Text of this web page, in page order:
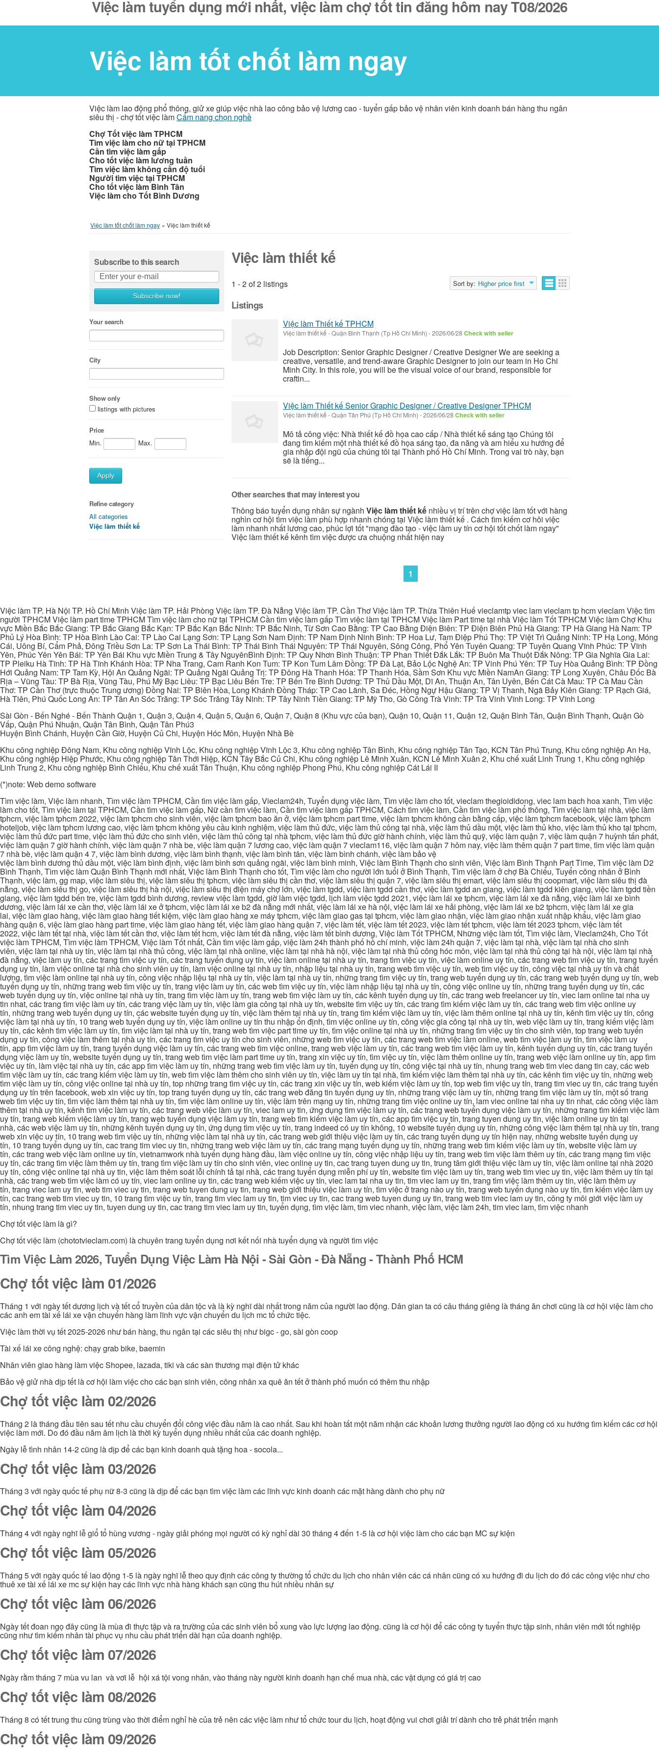
Việc làm tuyển dụng mới nhất, việc làm chợ tốt tin đăng hôm nay T08/2026
Việc làm tốt chốt làm ngay
Việc làm lao động phổ thông, giử xe giúp việc nhà lao công bảo vệ lương cao - tuyển gấp bảo vệ nhân viên kinh doanh bán hàng thu ngân
siêu thị - chợ tốt việc làmCẩm nang chọn nghề
Chợ Tốt việc làm TPHCM
Tìm việc làm cho nữ tại TPHCM
Cần tìm việc làm gấp
Cho tốt việc làm lương tuần
Tìm việc làm không cần độ tuổi
Người tìm việc tại TPHCM
Cho tốt việc làm Bình Tân
Việc làm cho Tốt Bình Dương
Việc làm tốt chốt làm ngay » Việc làm thiết kế
Subscribe to this search
Subscribe now!
Your search
City
Show only
listings with pictures
Price
Min.
Max.
Apply
Refine category
All categories
Việc làm thiết kế
Việc làm thiết kế
1 - 2 of 2 listings Sort by: Higher price first
Listings
Việc làm Thiết kế TPHCM
Việc làm thiết kế-Quận Bình Thạnh (Tp Hồ Chí Minh) -2026/06/28Check with seller
Job Description: Senior Graphic Designer / Creative Designer We are seeking a
creative, versatile, and trend-aware Graphic Designer to join our team in Ho Chi
Minh City. In this role, you will be the visual voice of our brand, responsible for
craftin...
Việc làm Thiết kế Senior Graphic Designer / Creative Designer TPHCM
Việc làm thiết kế-Quận Tân Phú (Tp Hồ Chí Minh) -2026/06/28Check with seller
Mô tả công việc: Nhà thiết kế đồ họa cao cấp / Nhà thiết kế sáng tạo Chúng tôi
đang tìm kiếm một nhà thiết kế đồ họa sáng tạo, đa năng và am hiểu xu hướng để
gia nhập đội ngũ của chúng tôi tại Thành phố Hồ Chí Minh. Trong vai trò này, bạn
sẽ là tiếng...
Other searches that may interest you
Thông báo tuyển dụng nhân sự ngành Việc làm thiết kế nhiều vị trí trên chợ việc làm tốt với hàng
nghìn cơ hội tìm việc làm phù hợp nhanh chóng tại Việc làm thiết kế . Cách tìm kiếm cơ hôi việc
làm nhanh nhất lương cao, phúc lợi tốt "mạng đào tạo - việc làm uy tín cơ hội tốt chốt làm ngay"
Việc làm thiết kế kênh tìm việc được ưa chuộng nhất hiện nay
1
Việc làm TP. Hà Nội TP. Hồ Chí Minh Việc làm TP. Hải Phòng Việc làm TP. Đà Nẵng Việc làm TP. Cần Thơ Việc làm TP. Thừa Thiên Huế vieclamtp viec lam vieclam tp hcm vieclam Việc tìm
người TPHCM Việc làm part time TPHCM Tìm việc làm cho nữ tại TPHCM Cần tìm việc làm gấp Tìm việc làm tại TPHCM Việc làm Part time tại nhà Việc làm Tốt TPHCM Việc làm Chợ Khu
vực Miền Bắc Bắc Giang: TP Bắc Giang Bắc Kạn: TP Bắc Kạn Bắc Ninh: TP Bắc Ninh, Từ Sơn Cao Bằng: TP Cao Bằng Điện Biên: TP Điện Biên Phủ Hà Giang: TP Hà Giang Hà Nam: TP
Phủ Lý Hòa Bình: TP Hòa Bình Lào Cai: TP Lào Cai Lạng Sơn: TP Lạng Sơn Nam Định: TP Nam Định Ninh Bình: TP Hoa Lư, Tam Điệp Phú Thọ: TP Việt Trì Quảng Ninh: TP Hạ Long, Móng
Cái, Uông Bí, Cẩm Phả, Đông Triều Sơn La: TP Sơn La Thái Bình: TP Thái Bình Thái Nguyên: TP Thái Nguyên, Sông Công, Phổ Yên Tuyên Quang: TP Tuyên Quang Vĩnh Phúc: TP Vĩnh
Yên, Phúc Yên Yên Bái: TP Yên Bái Khu vực Miền Trung & Tây NguyênBình Định: TP Quy Nhơn Bình Thuận: TP Phan Thiết Đắk Lắk: TP Buôn Ma Thuột Đắk Nông: TP Gia Nghĩa Gia Lai:
TP Pleiku Hà Tĩnh: TP Hà Tĩnh Khánh Hòa: TP Nha Trang, Cam Ranh Kon Tum: TP Kon Tum Lâm Đồng: TP Đà Lạt, Bảo Lộc Nghệ An: TP Vinh Phú Yên: TP Tuy Hòa Quảng Bình: TP Đồng
Hới Quảng Nam: TP Tam Kỳ, Hội An Quảng Ngãi: TP Quảng Ngãi Quảng Trị: TP Đông Hà Thanh Hóa: TP Thanh Hóa, Sầm Sơn Khu vực Miền NamAn Giang: TP Long Xuyên, Châu Đốc Bà
Rịa – Vũng Tàu: TP Bà Rịa, Vũng Tàu, Phú Mỹ Bạc Liêu: TP Bạc Liêu Bến Tre: TP Bến Tre Bình Dương: TP Thủ Dầu Một, Dĩ An, Thuận An, Tân Uyên, Bến Cát Cà Mau: TP Cà Mau Cần
Thơ: TP Cần Thơ (trực thuộc Trung ương) Đồng Nai: TP Biên Hòa, Long Khánh Đồng Tháp: TP Cao Lãnh, Sa Đéc, Hồng Ngự Hậu Giang: TP Vị Thanh, Ngã Bảy Kiên Giang: TP Rạch Giá,
Hà Tiên, Phú Quốc Long An: TP Tân An Sóc Trăng: TP Sóc Trăng Tây Ninh: TP Tây Ninh Tiền Giang: TP Mỹ Tho, Gò Công Trà Vinh: TP Trà Vinh Vĩnh Long: TP Vĩnh Long
Sài Gòn - Bến Nghé - Bến Thành Quận 1, Quận 3, Quận 4, Quận 5, Quận 6, Quận 7, Quận 8 (Khu vực của bạn), Quận 10, Quận 11, Quận 12, Quận Bình Tân, Quận Bình Thạnh, Quận Gò
Vấp, Quận Phú Nhuận, Quận Tân Bình, Quận Tân Phú3
Huyện Bình Chánh, Huyện Cần Giờ, Huyện Củ Chi, Huyện Hóc Môn, Huyện Nhà Bè
Khu công nghiệp Đông Nam, Khu công nghiệp Vĩnh Lộc, Khu công nghiệp Vĩnh Lộc 3, Khu công nghiệp Tân Bình, Khu công nghiệp Tân Tạo, KCN Tân Phú Trung, Khu công nghiệp An Hạ,
Khu công nghiệp Hiệp Phước, Khu công nghiệp Tân Thới Hiệp, KCN Tây Bắc Củ Chi, Khu công nghiệp Lê Minh Xuân, KCN Lê Minh Xuân 2, Khu chế xuất Linh Trung 1, Khu công nghiệp
Linh Trung 2, Khu công nghiệp Bình Chiểu, Khu chế xuất Tân Thuận, Khu công nghiệp Phong Phú, Khu công nghiệp Cát Lái II
(*)note: Web demo software
Tìm việc làm, Việc làm nhanh, Tìm việc làm TPHCM, Cần tìm việc làm gấp, Vieclam24h, Tuyển dụng việc làm, Tìm việc làm cho tốt, vieclam thegioididong, viec lam bach hoa xanh, Tìm việc
làm cho tốt, Tìm việc làm tại TPHCM, Cần tìm việc làm gấp, Nữ cần tìm việc làm, Cần tìm việc làm gấp TPHCM, Cách tìm việc làm, Cần tìm việc làm phổ thông, Tìm việc làm tại nhà, việc làm
tphcm, việc làm tphcm 2022, việc làm tphcm cho sinh viên, việc làm tphcm bao ăn ở, việc làm tphcm part time, việc làm tphcm không cần bằng cấp, việc làm tphcm facebook, việc làm tphcm
hoteljob, việc làm tphcm lương cao, việc làm tphcm không yêu cầu kinh nghiệm, việc làm thủ đức, việc làm thủ công tại nhà, việc làm thủ dầu một, việc làm thủ kho, việc làm thủ kho tại tphcm,
việc làm thủ đức part time, việc làm thủ đức cho sinh viên, việc làm thủ công tại nhà tphcm, việc làm thủ đức giờ hành chính, việc làm thủ quỹ, việc làm quận 7, việc làm quận 7 huỳnh tấn phát,
việc làm quận 7 giờ hành chính, việc làm quận 7 nhà be, việc làm quận 7 lương cao, việc làm quận 7 vieclam116, việc làm quận 7 hôm nay, việc làm thêm quận 7 part time, tìm việc làm quận
7 nhà bè, việc làm quận 4 7, việc làm bình dương, việc làm bình thạnh, việc làm bình tân, việc làm bình chánh, việc làm bảo vệ
việc làm bình dương thủ dầu một, việc làm bình định, việc làm bình sơn quảng ngãi, việc làm bình minh, Việc làm Bình Thạnh cho sinh viên, Việc làm Bình Thạnh Part Time, Tìm việc làm D2
Bình Thạnh, Tìm việc làm Quận Bình Thạnh mới nhất, Việc làm Bình Thạnh cho tốt, Tìm việc làm cho người lớn tuổi ở Bình Thạnh, Tìm việc làm ở chợ Bà Chiểu, Tuyển công nhân ở Bình
Thạnh, việc làm, gg map, việc làm siêu thị, việc làm siêu thị tphcm, việc làm siêu thị cần thơ, việc làm siêu thị quận 7, việc làm siêu thị emart, việc làm siêu thị coopmart, việc làm siêu thị đà
nẵng, việc làm siêu thị go, việc làm siêu thị hà nội, việc làm siêu thị điện máy chợ lớn, việc làm tgdd, việc làm tgdd cần thơ, việc làm tgdd an giang, việc làm tgdd kiên giang, việc làm tgdd tiền
giang, việc làm tgdd bến tre, việc làm tgdd bình dương, review việc làm tgdd, giờ làm việc tgdd, lịch làm việc tgdd 2021, việc làm lái xe tphcm, việc làm lái xe đà nẵng, việc làm lái xe bình
dương, việc làm lái xe cần thơ, việc làm lái xe ở tphcm, việc làm lái xe b2 đà nẵng mới nhất, việc làm lái xe hà nội, việc làm lái xe hải phòng, việc làm lái xe b2 tphcm, việc làm lái xe gia
lai, việc làm giao hàng, việc làm giao hàng tiết kiệm, việc làm giao hàng xe máy tphcm, việc làm giao gas tại tphcm, việc làm giao nhận, việc làm giao nhận xuất nhập khẩu, việc làm giao
hàng quận 6, việc làm giao hàng part time, việc làm giao hàng tết, việc làm giao hàng quận 7, việc làm tết, việc làm tết 2023, việc làm tết tphcm, việc làm tết 2023 tphcm, việc làm tết
2022, việc làm tết tại nhà, việc làm tết cần thơ, việc làm tết hcm, việc làm tết đà nẵng, việc làm tết bình dương, Việc làm Tốt TPHCM, Những việc làm tốt, Tìm việc làm, Vieclam24h, Cho Tốt
việc làm TPHCM, Tìm việc làm TPHCM, Việc làm Tốt nhất, Cần tìm việc làm gấp, việc làm 24h thành phố hồ chí minh, việc làm 24h quận 7, việc làm tại nhà, việc làm tại nhà cho sinh
viên, việc làm tại nhà uy tín, việc làm tại nhà thủ công, việc làm tại nhà online, việc làm tại nhà hà nội, việc làm tại nhà thủ công hóc môn, việc làm tại nhà thủ công tại hà nội, việc làm tại nhà
đà nẵng, việc làm uy tín, các trang tìm việc uy tín, các trang tuyển dụng uy tín, việc làm online tại nhà uy tín, trang tìm việc uy tín, việc làm online uy tín, các trang web tìm việc uy tín, trang tuyển
dụng uy tín, làm việc online tại nhà cho sinh viên uy tín, làm việc online tại nhà uy tín, nhập liệu tại nhà uy tín, trang web tìm việc uy tín, web tìm việc uy tín, công việc tại nhà uy tín và chất
lượng, tìm việc làm online tại nhà uy tín, công việc nhập liệu tại nhà uy tín, việc làm tại nhà uy tín, những trang tìm việc uy tín, trang web tuyển dụng uy tín, các trang web tuyển dụng uy tín, web
tuyển dụng uy tín, những trang web tìm việc uy tín, trang việc làm uy tín, các web tìm việc uy tín, việc làm nhập liệu tại nhà uy tín, công việc online uy tín, những trang tuyển dụng uy tín, các
web tuyển dụng uy tín, việc online tại nhà uy tín, trang tìm việc làm uy tín, trang web tìm việc làm uy tín, các kênh tuyển dụng uy tín, các trang web freelancer uy tín, viec lam online tai nha uy
tin nhat, các trang tìm việc làm uy tín, các trang việc làm uy tín, việc làm gia công tại nhà uy tín, website tìm việc uy tín, các trang tìm kiếm việc làm uy tín, các trang web tìm việc online uy
tín, những trang web tuyển dụng uy tín, các website tuyển dụng uy tín, việc làm thêm tại nhà uy tín, trang tìm kiếm việc làm uy tín, việc làm thêm online tại nhà uy tín, kênh tìm việc uy tín, công
việc làm tại nhà uy tín, 10 trang web tuyển dụng uy tín, việc làm online uy tín thu nhập ổn định, tìm việc online uy tín, công việc gia công tại nhà uy tín, web việc làm uy tín, trang kiếm việc làm
uy tín, các kênh tìm việc làm uy tín, tìm việc làm tại nhà uy tín, trang web tìm việc part time uy tín, tìm việc online tại nhà uy tín, những trang tìm việc uy tín cho sinh viên, top trang web tuyển
dụng uy tín, công việc làm thêm tại nhà uy tín, các trang tìm việc uy tín cho sinh viên, những web tìm việc uy tín, các trang web tìm việc làm online, web tìm việc làm uy tín, tìm việc làm uy
tín, app tìm việc làm uy tín, trang tuyển dụng việc làm uy tín, các trang web tìm việc online, trang web việc làm uy tín, các trang web tìm việc làm uy tín, kênh tuyển dụng uy tín, các trang tuyển
dụng việc làm uy tín, website tuyển dụng uy tín, trang web tìm việc làm part time uy tín, trang xin việc uy tín, tìm việc uy tín, việc làm thêm online uy tín, trang web việc làm online uy tín, app tìm
việc uy tín, làm việc tại nhà uy tín, các app tìm việc làm uy tín, những trang web tìm việc làm uy tín, tuyển dụng uy tín, công việc tại nhà uy tín, nhung trang web tim viec dang tin cay, các web
tìm việc làm uy tín, các trang kiếm việc làm uy tín, web tìm việc làm thêm cho sinh viên uy tín, việc làm uy tín tại nhà, tìm kiếm việc làm thêm tại nhà uy tín, các kênh tìm việc uy tín, những web
tìm việc làm uy tín, công việc online tại nhà uy tín, top những trang tìm việc uy tín, các trang xin việc uy tín, web kiếm việc làm uy tín, top web tìm việc uy tín, trang tim viec uy tin, các trang tuyển
dụng uy tín trên facebook, web xin việc uy tín, top trang tuyển dụng uy tín, các trang web đăng tin tuyển dụng uy tín, những trang việc làm uy tín, những trang tìm việc làm uy tín, một số trang
web tìm việc uy tín, tìm việc làm thêm tại nhà uy tín, tìm việc làm online uy tín, việc làm trên mạng uy tín, những trang tìm việc online uy tín, lam viec online tai nha uy tin nhat, các công việc làm
thêm tại nhà uy tín, kênh tìm việc làm uy tín, các trang web việc làm uy tín, viec lam uy tin, ứng dụng tìm việc làm uy tín, các trang web tuyển dụng việc làm uy tín, những trang tìm kiếm việc làm
uy tín, trang web kiếm việc làm uy tín, trang web tuyển dụng việc làm uy tín, trang web tìm kiếm việc làm uy tín, các app tìm việc uy tín, trang tuyen dung uy tin, việc làm online uy tín tại
nhà, các web việc làm uy tín, những kênh tuyển dụng uy tín, ứng dụng tìm việc uy tín, trang indeed có uy tín không, 10 website tuyển dụng uy tín, những công việc làm thêm tại nhà uy tín, trang
web xin việc uy tín, 10 trang web tìm việc uy tín, những việc làm tại nhà uy tín, các trang web giới thiệu việc làm uy tín, các trang tuyển dụng uy tín hiện nay, những website tuyển dụng uy
tín, 10 trang tuyển dụng uy tín, cac trang tim viec uy tin, những trang web việc làm uy tín, các trang mạng tuyển dụng uy tín, những trang web tìm kiếm việc làm uy tín, website việc làm uy
tín, các trang web việc làm online uy tín, vietnamwork nhà tuyển dụng hàng đầu, làm việc online uy tín, công việc nhập liệu uy tín, trang web tìm việc làm thêm uy tín, các trang mạng tìm việc
uy tín, các trang tìm việc làm thêm uy tín, trang tìm việc làm uy tín cho sinh viên, viec online uy tin, cac trang tuyen dung uy tin, trung tâm giới thiệu việc làm uy tín, việc làm online tại nhà 2020
uy tín, công việc online tại nhà uy tin, việc làm thêm soát lỗi chính tả tại nhà, các trang tuyển dụng miễn phí uy tín, website tìm việc làm uy tín, trang web tim viec uy tin, việc làm thêm uy tín tại
nhà, các trang web tìm việc làm có uy tín, viec lam online uy tin, các trang web kiếm việc uy tín, viec lam tai nha uy tin, tim viec lam uy tin, trang tìm việc làm thêm uy tín, việc làm thêm uy
tín, trang viec lam uy tin, web tim viec uy tin, trang web tuyen dung uy tin, trang web giới thiệu việc làm uy tín, tìm việc ở trang nào uy tín, trang web tuyển dụng nào uy tín, tìm kiếm việc làm uy
tín, cac trang web tim viec uy tin, 10 trang tìm việc uy tín, trang tim viec lam uy tin, tim viec uy tin, cac trang web tuyen dung uy tin, trang web tim viec lam uy tin, công ty môi giới việc làm uy
tín, nhung trang tim viec uy tin, tuyen dung uy tin, cac trang tim viec lam uy tin, tuyển dụng, tìm việc làm, tim viec nhanh, việc làm, việc làm 24h, tim viec lam, tìm việc nhanh
Chợ tốt việc làm là gì?
Chợ tốt việc làm (chototvieclam.com) là chuyên trang tuyển dụng nơi kết nối nhà tuyển dụng và người tìm việc
Tìm Việc Làm 2026, Tuyển Dụng Việc Làm Hà Nội - Sài Gòn - Đà Nẵng - Thành Phố HCM
Chợ tốt việc làm 01/2026
Tháng 1 với ngày tết dương lịch và tết cổ truyền của dân tộc và là kỳ nghĩ dài nhất trong năm của người lao động. Dân gian ta có câu tháng giêng là tháng ăn chơi cũng là cơ hội việc làm cho
các anh em tài xế lái xe vận chuyển hàng làm lĩnh vực vận chuyển du lịch mc tổ chức tiệc.
Việc làm thời vụ tết 2025-2026 như bán hàng, thu ngân tại các siêu thị như bigc - go, sài gòn coop
Tài xế lái xe công nghệ: chạy grab bike, baemin
Nhân viên giao hàng làm việc Shopee, lazada, tiki và các sàn thương mại điện tử khác
Bảo vệ giử nhà dịp tết là cơ hội làm việc cho các bạn sinh viên, công nhân xa quê ăn tết ở thành phố muốn có thêm thu nhập
Chợ tốt việc làm 02/2026
Tháng 2 là tháng đầu tiên sau tết nhu cầu chuyển đổi công việc đầu năm là cao nhất. Sau khi hoàn tất một năm nhận các khoản lương thưởng người lao động có xu hướng tìm kiếm các cơ hội
việc làm mới. Do đó đầu năm âm lịch là thời kỳ tuyển dụng nhiều nhất của các doanh nghiệp.
Ngày lễ tình nhân 14-2 cũng là dịp để các bạn kinh doanh quà tặng hoa - socola...
Chợ tốt việc làm 03/2026
Tháng 3 với ngày quốc tế phụ nữ 8-3 cũng là dịp để các bạn tìm việc làm các lĩnh vực kinh doanh các mặt hàng dành cho phụ nữ
Chợ tốt việc làm 04/2026
Tháng 4 với ngày nghĩ lễ giổ tổ hùng vương - ngày giải phóng mọi người có kỳ nghỉ dài 30 tháng 4 đến 1-5 là cơ hội việc làm cho các bạn MC sự kiện
Chợ tốt việc làm 05/2026
Tháng 5 với ngày quốc tế lao động 1-5 là ngày nghĩ lễ theo quy định các công ty thường tổ chức du lịch cho nhân viên các cá nhân cũng có xu hướng đi du lịch do đó các công việc như cho
thuê xe tài xế lái xe mc sự kiện hay các lĩnh vực nhà hàng khách sạn cũng thu hút nhiều nhân sự
Chợ tốt việc làm 06/2026
Ngày tết đoan ngọ đây cũng là mùa đi thực tập và ra trường của các sinh viên bổ xung vào lực lượng lao động. cũng là cơ hội để các công ty tuyển thực tập sinh, nhân viên mới tốt nghiệp
cũng như tìm kiếm nhân tài phục vụ nhu cầu phát triển dài hạn của doanh nghiệp.
Chợ tốt việc làm 07/2026
Ngày rằm tháng 7 mùa vu lan và vơi lễ hội xá tội vong nhân, vào tháng này người kinh doanh hạn chế mua nhà, các vật dụng có giá trị cao
Chợ tốt việc làm 08/2026
Tháng 8 có tết trung thu cũng trùng vào thời điểm nghỉ hè của trẻ nên các việc làm như tổ chức tour du lịch, hoạt động vui chơi giải trí dành cho trẻ phát triển mạnh
Chợ tốt việc làm 09/2026